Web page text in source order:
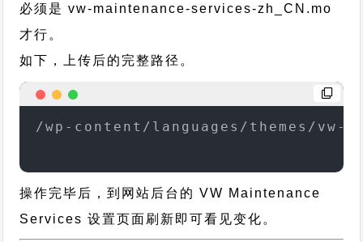
必须是 vw-maintenance-services-zh_CN.mo
才行。
如下，上传后的完整路径。
/wp-content/languages/themes/vw-
操作完毕后，到网站后台的 VW Maintenance
Services 设置页面刷新即可看见变化。